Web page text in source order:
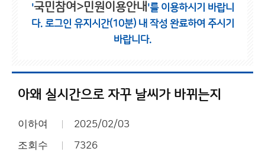
'국민참여>민원이용안내 '를 이용하시기 바랍니
다. 로그인 유지시간(10분) 내 작성 완료하여 주시기
바랍니다.
아왜 실시간으로 자꾸 날씨가 바뀌는지
이하여 2025/02/03
조회수 7326